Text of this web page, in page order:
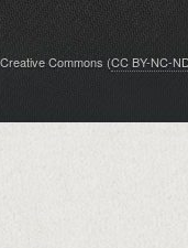
Commons (CC BY-NC-